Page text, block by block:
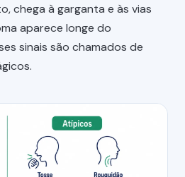
chega à garganta e às vias
aparece longe do
sinais são chamados de